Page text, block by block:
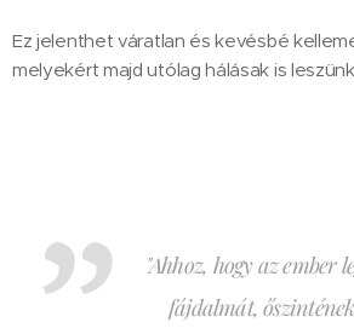
Ez jelenthet váratlan és kevésbé
melyekért majd utólag hálásak is
"Ahhoz, hogy az ember
fájdalmát,